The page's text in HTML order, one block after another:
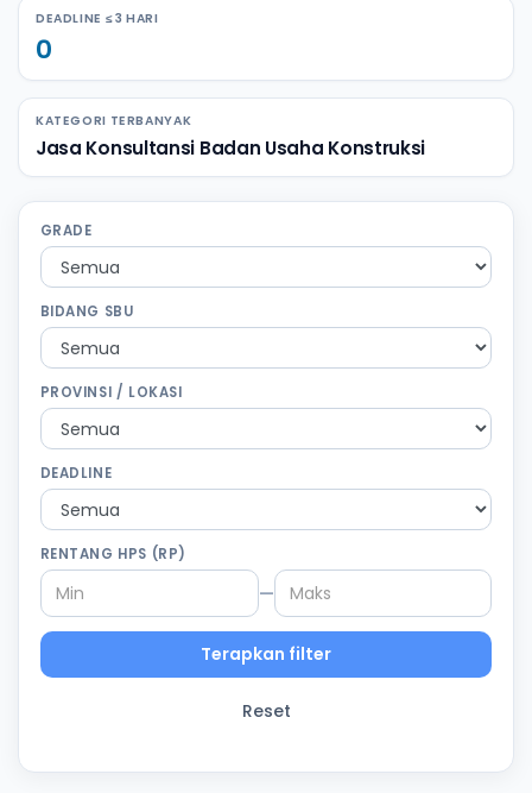
DEADLINE ≤ 3 HARI
0
KATEGORI TERBANYAK
Jasa Konsultansi Badan Usaha Konstruksi
GRADE
BIDANG SBU
PROVINSI / LOKASI
DEADLINE
RENTANG HPS (RP)
—
Terapkan filter
Reset